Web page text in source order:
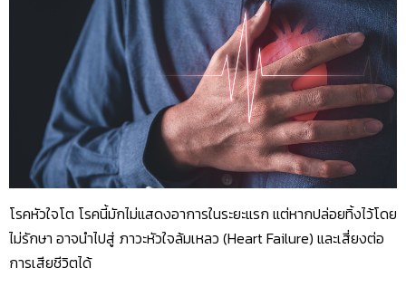
โรคหัวใจโต โรคนี้มักไม่แสดงอาการในระยะแรก แต่หากปล่อยทิ้งไว้โดย
ไม่รักษา อาจนำไปสู่ ภาวะหัวใจล้มเหลว (Heart Failure) และเสี่ยงต่อ
การเสียชีวิตได้